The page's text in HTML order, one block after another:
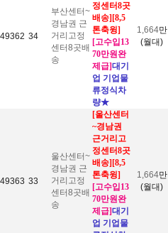
49362 34
부산센터~
경남권 근
거리고정
센터8곳배
송
정센터8곳
배송][8,5
톤축윙]
[고수입13
70만원완
제급]대기
업 기업물
류정식차
량★
1,664만
(월대)
49363 33
울산센터~
경남권 근
거리고정
센터8곳배
송
[울산센터
~경남권
근거리고
정센터8곳
배송][8,5
톤축윙]
[고수입13
70만원완
제급]대기
업 기업물
1,664만
(월대)